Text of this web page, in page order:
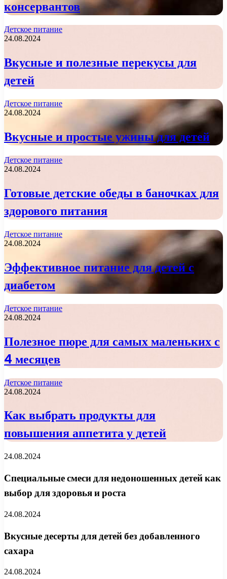
консервантов
Детское питание
24.08.2024
Вкусные и полезные перекусы для
детей
Детское питание
24.08.2024
Вкусные и простые ужины для детей
Детское питание
24.08.2024
Готовые детские обеды в баночках для
здорового питания
Детское питание
24.08.2024
Эффективное питание для детей с
диабетом
Детское питание
24.08.2024
Полезное пюре для самых маленьких с
4 месяцев
Детское питание
24.08.2024
Как выбрать продукты для
повышения аппетита у детей
24.08.2024
Специальные смеси для недоношенных детей как
выбор для здоровья и роста
24.08.2024
Вкусные десерты для детей без добавленного
сахара
24.08.2024